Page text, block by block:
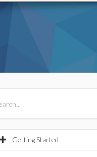
Getting Started